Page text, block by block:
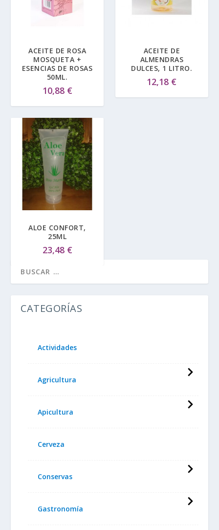
ACEITE DE ROSA
MOSQUETA +
ESENCIAS DE ROSAS
50ML.
10,88 €
ACEITE DE
ALMENDRAS
DULCES, 1 LITRO.
12,18 €
ALOE CONFORT,
25ML
23,48 €
CATEGORÍAS
Actividades
Agricultura
Apicultura
Cerveza
Conservas
Gastronomía